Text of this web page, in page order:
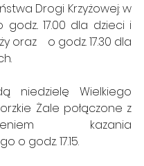
Drogi Krzyżowej: w
godz.. 17.00 dla dzieci i
oraz    o godz. 17.30 dla
niedzielę Wielkiego
Żale połączone z
kazania
o godz. 17.15.